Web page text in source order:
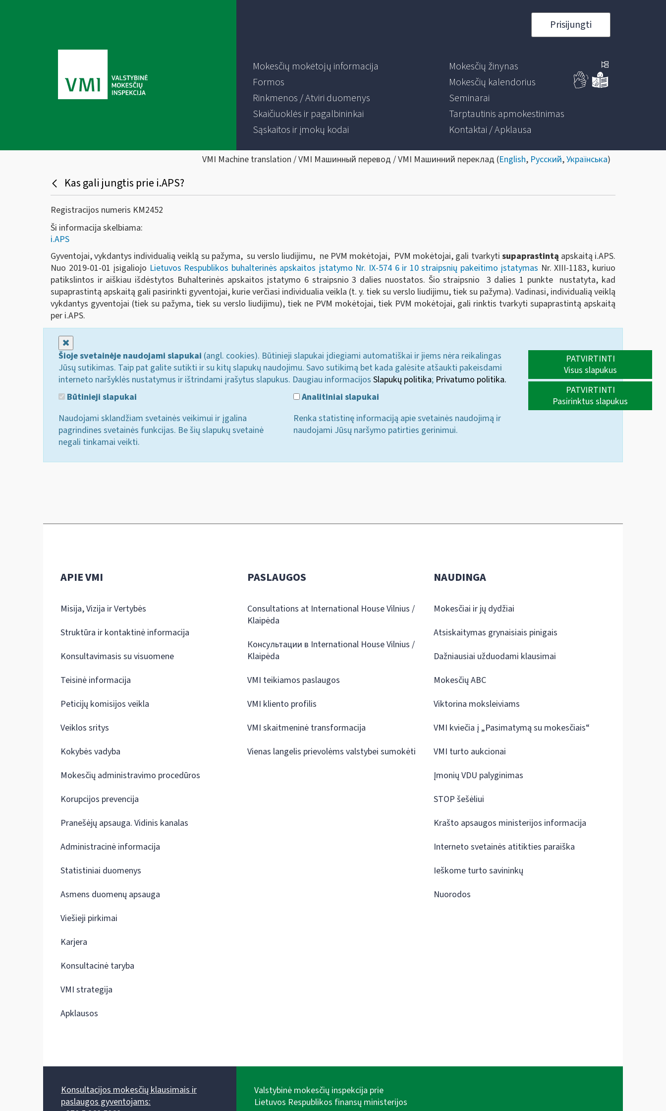
Prisijungti
Mokesčių mokėtojų informacija
Formos
Rinkmenos / Atviri duomenys
Skaičiuoklės ir pagalbininkai
Sąskaitos ir įmokų kodai
Mokesčių žinynas
Mokesčių kalendorius
Seminarai
Tarptautinis apmokestinimas
Kontaktai / Apklausa
VMI Machine translation / VMI Машинный перевод / VMI Машинний переклад (English, Русский,Українська)
Kas gali jungtis prie i.APS?
Registracijos numeris KM2452
Ši informacija skelbiama:
i.APS
Gyventojai, vykdantys individualią veiklą su pažyma, su verslo liudijimu, ne PVM mokėtojai, PVM mokėtojai, gali tvarkyti supaprastintą apskaitą i.APS.
Nuo 2019-01-01 įsigaliojo Lietuvos Respublikos buhalterinės apskaitos įstatymo Nr. IX-574 6 ir 10 straipsnių pakeitimo įstatymas Nr. XIII-1183, kuriuo
patikslintos ir aiškiau išdėstytos Buhalterinės apskaitos įstatymo 6 straipsnio 3 dalies nuostatos. Šio straipsnio 3 dalies 1 punkte nustatyta, kad
supaprastintą apskaitą gali pasirinkti gyventojai, kurie verčiasi individualia veikla (t. y. tiek su verslo liudijimu, tiek su pažyma). Vadinasi, individualią veiklą
vykdantys gyventojai (tiek su pažyma, tiek su verslo liudijimu), tiek ne PVM mokėtojai, tiek PVM mokėtojai, gali rinktis tvarkyti supaprastintą apskaitą
per i.APS.
Šioje svetainėje naudojami slapukai (angl. cookies). Būtinieji slapukai įdiegiami automatiškai ir jiems nėra reikalingas
Jūsų sutikimas. Taip pat galite sutikti ir su kitų slapukų naudojimu. Savo sutikimą bet kada galėsite atšaukti pakeisdami
interneto naršyklės nustatymus ir ištrindami įrašytus slapukus. Daugiau informacijos Slapukų politika; Privatumo politika.
Būtinieji slapukai
Naudojami sklandžiam svetainės veikimui ir įgalina
pagrindines svetainės funkcijas. Be šių slapukų svetainė
negali tinkamai veikti.
Analitiniai slapukai
Renka statistinę informaciją apie svetainės naudojimą ir
naudojami Jūsų naršymo patirties gerinimui.
PATVIRTINTI
Visus slapukus
PATVIRTINTI
Pasirinktus slapukus
APIE VMI
Misija, Vizija ir Vertybės
Struktūra ir kontaktinė informacija
Konsultavimasis su visuomene
Teisinė informacija
Peticijų komisijos veikla
Veiklos sritys
Kokybės vadyba
Mokesčių administravimo procedūros
Korupcijos prevencija
Pranešėjų apsauga. Vidinis kanalas
Administracinė informacija
Statistiniai duomenys
Asmens duomenų apsauga
Viešieji pirkimai
Karjera
Konsultacinė taryba
VMI strategija
Apklausos
PASLAUGOS
Consultations at International House Vilnius /
Klaipėda
Консультации в International House Vilnius /
Klaipėda
VMI teikiamos paslaugos
VMI kliento profilis
VMI skaitmeninė transformacija
Vienas langelis prievolėms valstybei sumokėti
NAUDINGA
Mokesčiai ir jų dydžiai
Atsiskaitymas grynaisiais pinigais
Dažniausiai užduodami klausimai
Mokesčių ABC
Viktorina moksleiviams
VMI kviečia į „Pasimatymą su mokesčiais“
VMI turto aukcionai
Įmonių VDU palyginimas
STOP šešėliui
Krašto apsaugos ministerijos informacija
Interneto svetainės atitikties paraiška
Ieškome turto savininkų
Nuorodos
Konsultacijos mokesčių klausimais ir
paslaugos gyventojams:
Valstybinė mokesčių inspekcija prie
Lietuvos Respublikos finansų ministerijos